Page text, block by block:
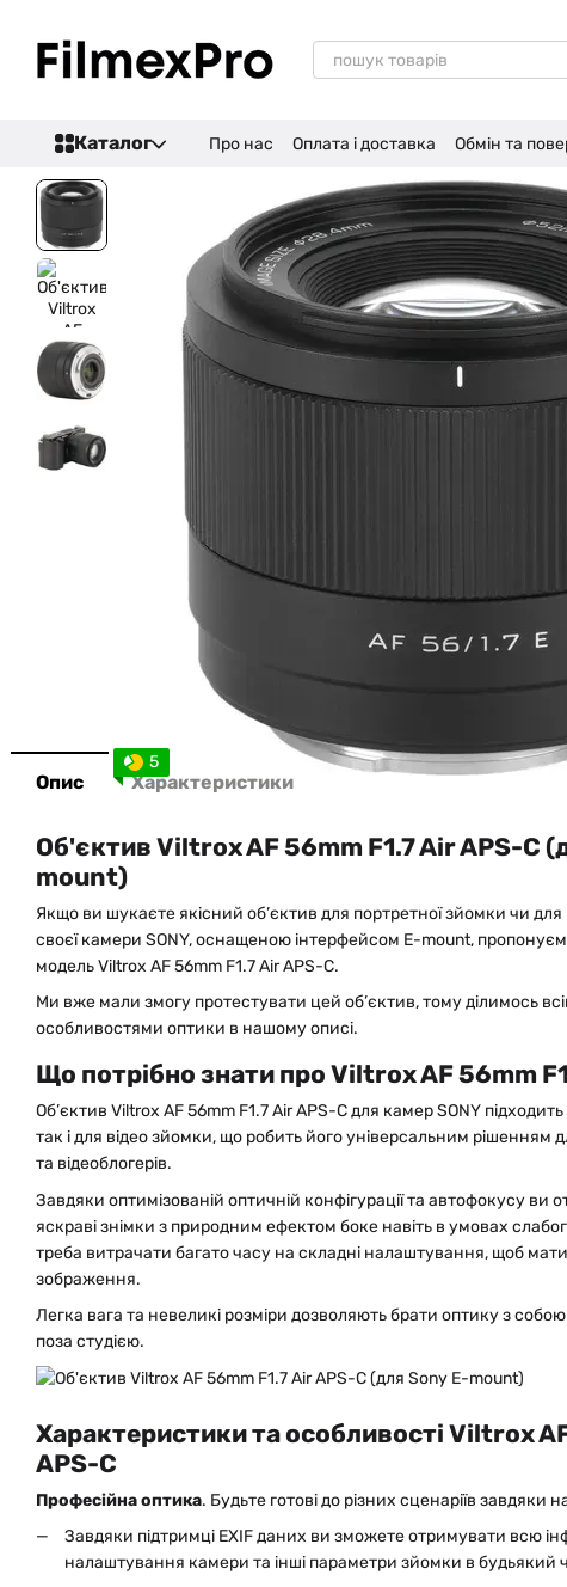
Каталог Про нас Оплата і доставка Обмін та
5
Опис Характеристики
Об'єктив Viltrox AF 56mm F1.7 Air APS-C
mount)
Якщо ви шукаєте якісний об’єктив для портретної зйомки чи
своєї камери SONY, оснащеною інтерфейсом E-mount,
модель Viltrox AF 56mm F1.7 Air APS-C.
Ми вже мали змогу протестувати цей об’єктив, тому ділимось
особливостями оптики в нашому описі.
Що потрібно знати про Viltrox AF 56mm
Об’єктив Viltrox AF 56mm F1.7 Air APS-C для камер SONY
так і для відео зйомки, що робить його універсальним рішенням
та відеоблогерів.
Завдяки оптимізованій оптичній конфігурації та автофокусу ви
яскраві знімки з природним ефектом боке навіть в умовах
треба витрачати багато часу на складні налаштування, щоб
зображення.
Легка вага та невеликі розміри дозволяють брати оптику з
поза студією.
Характеристики та особливості Viltrox
APS-C
Професійна оптика. Будьте готові до різних сценаріїв завдяки
Завдяки підтримці EXIF даних ви зможете отримувати всю
налаштування камери та інші параметри зйомки в будьякий